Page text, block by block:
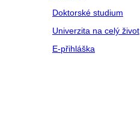
Doktorské studium
Univerzita na celý život
E-přihláška